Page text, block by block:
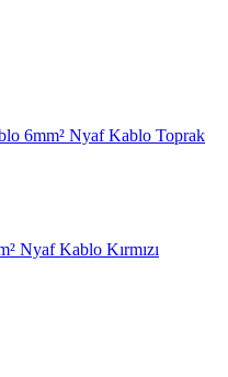
6mm² Nyaf Kablo Toprak
Nyaf Kablo Kırmızı